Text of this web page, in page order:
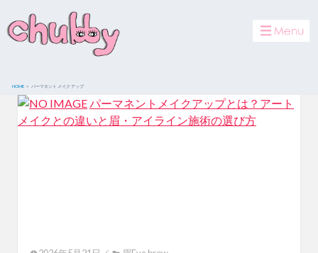
HOME パーマネント メイク アップ
パーマネントメイクアップとは？アート
メイクとの違いと眉・アイライン施術の選び方